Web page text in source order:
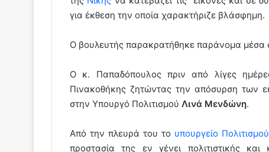
για έκθεση την οποία χαρακτήριζε βλάσφημη.
Ο βουλευτής παρακρατήθηκε παράνομα μέσα
Ο κ. Παπαδόπουλος πριν από λίγες
Πινακοθήκης ζητώντας την απόσυρση των
στην Υπουργό Πολιτισμού Λινά Μενδώνη.
Από την πλευρά του το υπουργείο
προστασία της εν γένει πολιτιστικής